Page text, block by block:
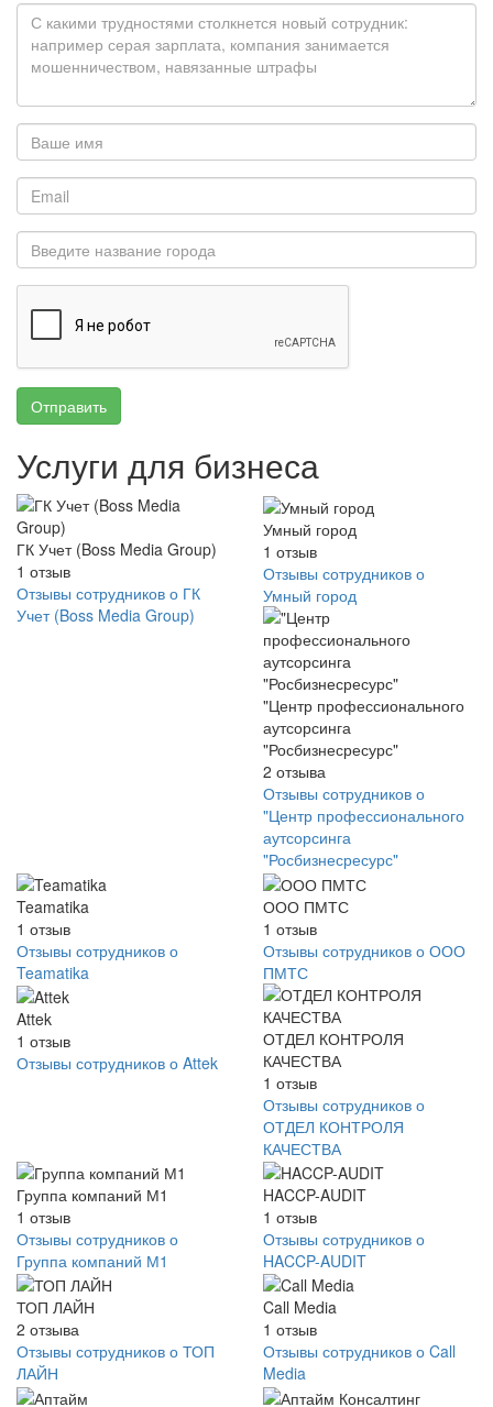
Отправить
Услуги для бизнеса
ГК Учет (Boss Media Group)
1 отзыв
Отзывы сотрудников о ГК
Учет (Boss Media Group)
Умный город
1 отзыв
Отзывы сотрудников о
Умный город
"Центр профессионального
аутсорсинга
"Росбизнесресурс"
2 отзыва
Отзывы сотрудников о
"Центр профессионального
аутсорсинга
"Росбизнесресурс"
Teamatika
1 отзыв
Отзывы сотрудников о
Teamatika
ООО ПМТС
1 отзыв
Отзывы сотрудников о ООО
ПМТС
Attek
1 отзыв
Отзывы сотрудников о Attek
ОТДЕЛ КОНТРОЛЯ
КАЧЕСТВА
1 отзыв
Отзывы сотрудников о
ОТДЕЛ КОНТРОЛЯ
КАЧЕСТВА
Группа компаний М1
1 отзыв
Отзывы сотрудников о
Группа компаний М1
HACCP-AUDIT
1 отзыв
Отзывы сотрудников о
HACCP-AUDIT
ТОП ЛАЙН
2 отзыва
Отзывы сотрудников о ТОП
ЛАЙН
Call Media
1 отзыв
Отзывы сотрудников о Call
Media